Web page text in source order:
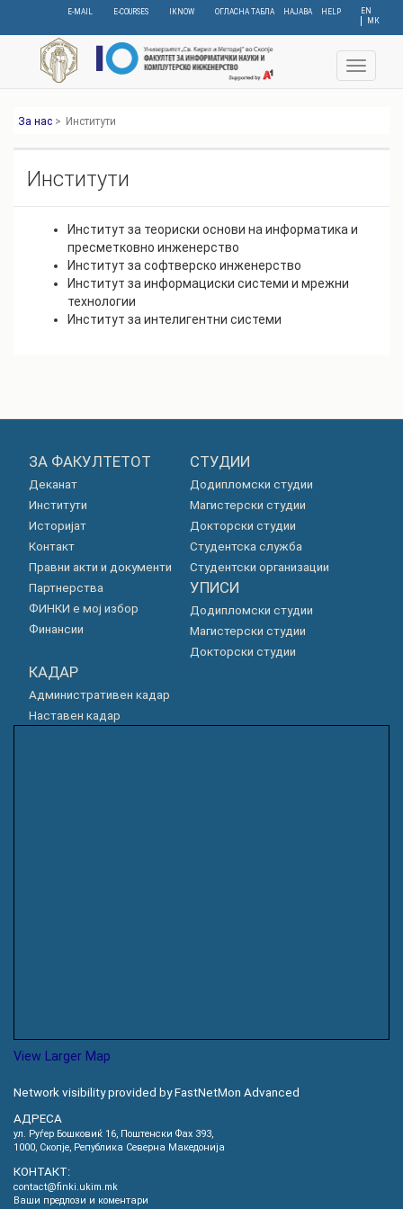
content
EN
МК
E-MAIL E-COURSES IKNOW ОГЛАСНА ТАБЛА НАЈАВА HELP
Toggle
За нас > Институти
Институти
Институт за теориски основи на информатика и
пресметковно инженерство
Институт за софтверско инженерство
Институт за информациски системи и мрежни
технологии
Институт за интелигентни системи
ЗА ФАКУЛТЕТОТ
Деканат
Институти
Историјат
Контакт
Правни акти и документи
Партнерства
ФИНКИ е мој избор
Финансии
СТУДИИ
Додипломски студии
Магистерски студии
Докторски студии
Студентска служба
Студентски организации
УПИСИ
Додипломски студии
Магистерски студии
Докторски студии
КАДАР
Административен кадар
Наставен кадар
View Larger Map
Network visibility provided by FastNetMon Advanced
АДРЕСА
ул. Руѓер Бошковиќ 16, Пoштенски Фах 393,
1000, Скопје, Република Северна Македонија
КОНТАКТ:
contact@finki.ukim.mk
Ваши предлози и коментари